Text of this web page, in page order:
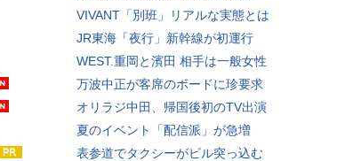
VIVANT「別班」リアルな実態とは
JR東海「夜行」新幹線が初運行
WEST.重岡と濱田 相手は一般女性
万波中正が客席のボードに珍要求
オリラジ中田、帰国後初のTV出演
夏のイベント「配信派」が急増
表参道でタクシーがビル突っ込む